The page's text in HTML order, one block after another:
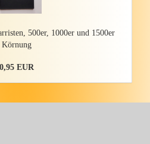
500er, 1000er und 1500er
Kör­nung
0,95 EUR